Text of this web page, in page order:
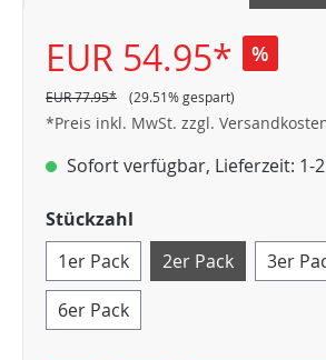
EUR 54.95* %
EUR 77.95* (29.51% gespart)
*Preis inkl. MwSt. zzgl.
Sofort verfügbar, Lieferzeit: 1-
Stückzahl
1er Pack
2er Pack
3er
6er Pack